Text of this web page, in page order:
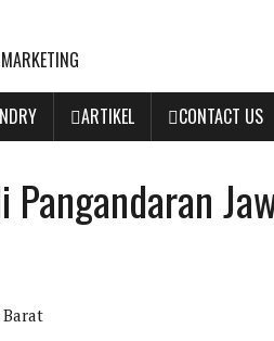
ARTIKEL CONTACT US
Barat